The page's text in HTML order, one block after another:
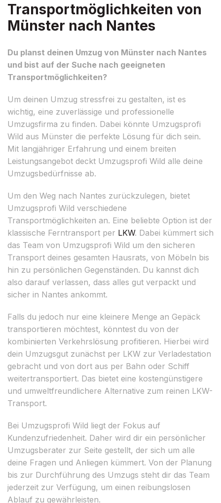
Transportmöglichkeiten von
Münster nach Nantes
Du planst deinen Umzug von Münster nach Nantes
und bist auf der Suche nach geeigneten
Transportmöglichkeiten?
Um deinen Umzug stressfrei zu gestalten, ist es
wichtig, eine zuverlässige und professionelle
Umzugsfirma zu finden. Dabei könnte Umzugsprofi
Wild aus Münster die perfekte Lösung für dich sein.
Mit langjähriger Erfahrung und einem breiten
Leistungsangebot deckt Umzugsprofi Wild alle deine
Umzugsbedürfnisse ab.
Um den Weg nach Nantes zurückzulegen, bietet
Umzugsprofi Wild verschiedene
Transportmöglichkeiten an. Eine beliebte Option ist der
klassische Ferntransport per LKW. Dabei kümmert sich
das Team von Umzugsprofi Wild um den sicheren
Transport deines gesamten Hausrats, von Möbeln bis
hin zu persönlichen Gegenständen. Du kannst dich
also darauf verlassen, dass alles gut verpackt und
sicher in Nantes ankommt.
Falls du jedoch nur eine kleinere Menge an Gepäck
transportieren möchtest, könntest du von der
kombinierten Verkehrslösung profitieren. Hierbei wird
dein Umzugsgut zunächst per LKW zur Verladestation
gebracht und von dort aus per Bahn oder Schiff
weitertransportiert. Das bietet eine kostengünstigere
und umweltfreundlichere Alternative zum reinen LKW-
Transport.
Bei Umzugsprofi Wild liegt der Fokus auf
Kundenzufriedenheit. Daher wird dir ein persönlicher
Umzugsberater zur Seite gestellt, der sich um alle
deine Fragen und Anliegen kümmert. Von der Planung
bis zur Durchführung des Umzugs steht dir das Team
jederzeit zur Verfügung, um einen reibungslosen
Ablauf zu gewährleisten.